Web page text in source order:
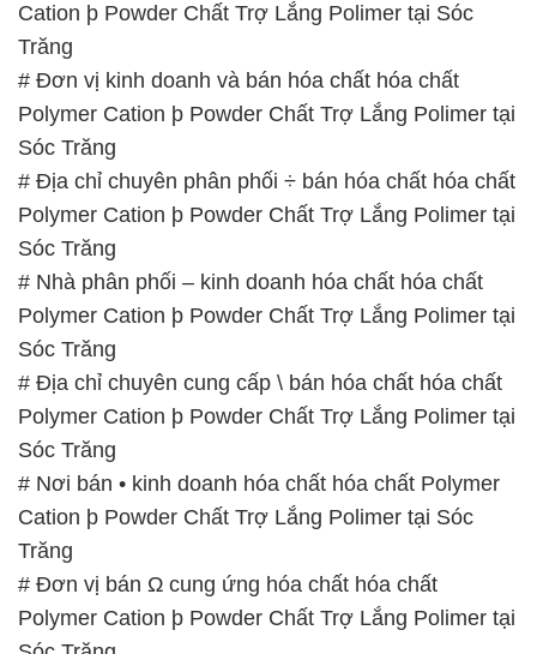
Cation þ Powder Chất Trợ Lắng Polimer tại Sóc
Trăng
# Đơn vị kinh doanh và bán hóa chất hóa chất
Polymer Cation þ Powder Chất Trợ Lắng Polimer tại
Sóc Trăng
# Địa chỉ chuyên phân phối ÷ bán hóa chất hóa chất
Polymer Cation þ Powder Chất Trợ Lắng Polimer tại
Sóc Trăng
# Nhà phân phối – kinh doanh hóa chất hóa chất
Polymer Cation þ Powder Chất Trợ Lắng Polimer tại
Sóc Trăng
# Địa chỉ chuyên cung cấp \ bán hóa chất hóa chất
Polymer Cation þ Powder Chất Trợ Lắng Polimer tại
Sóc Trăng
# Nơi bán • kinh doanh hóa chất hóa chất Polymer
Cation þ Powder Chất Trợ Lắng Polimer tại Sóc
Trăng
# Đơn vị bán Ω cung ứng hóa chất hóa chất
Polymer Cation þ Powder Chất Trợ Lắng Polimer tại